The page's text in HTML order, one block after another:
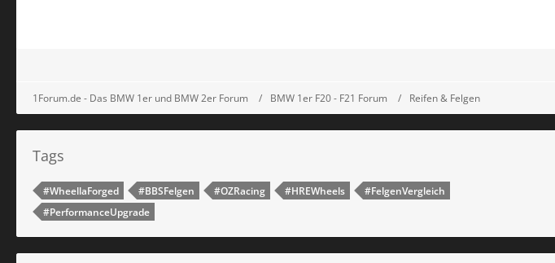
1Forum.de - Das BMW 1er und BMW 2er Forum BMW 1er F20 - F21 Forum Reifen & Felgen
Tags
#WheellaForged #BBSFelgen #OZRacing #HREWheels
#FelgenVergleich
#PerformanceUpgrade